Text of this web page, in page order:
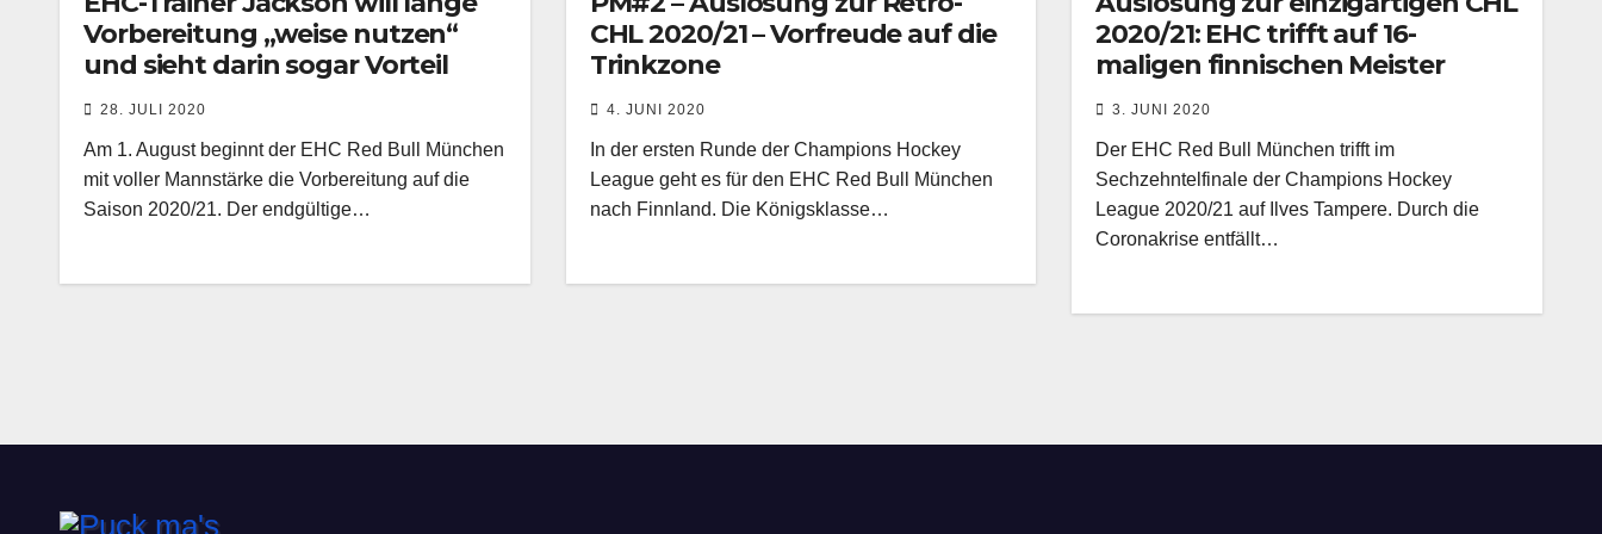
Vorbereitung „weise nutzen“
und sieht darin sogar Vorteil
28. JULI 2020
Am 1. August beginnt der EHC Red Bull München
mit voller Mannstärke die Vorbereitung auf die
Saison 2020/21. Der endgültige…
CHL 2020/21 – Vorfreude auf die
Trinkzone
4. JUNI 2020
In der ersten Runde der Champions Hockey
League geht es für den EHC Red Bull München
nach Finnland. Die Königsklasse…
2020/21: EHC trifft auf 16-
maligen finnischen Meister
3. JUNI 2020
Der EHC Red Bull München trifft im
Sechzehntelfinale der Champions Hockey
League 2020/21 auf Ilves Tampere. Durch die
Coronakrise entfällt…